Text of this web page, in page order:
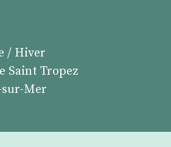
/ Hiver
Saint Tropez
sur-Mer